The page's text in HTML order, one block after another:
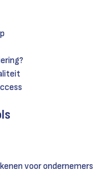
voor ondernemers